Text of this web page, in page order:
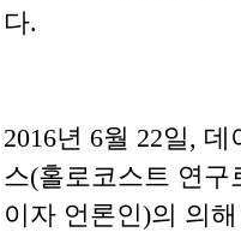
다.
2016년 6월 22일,
스(홀로코스트 연
이자 언론인)의 의